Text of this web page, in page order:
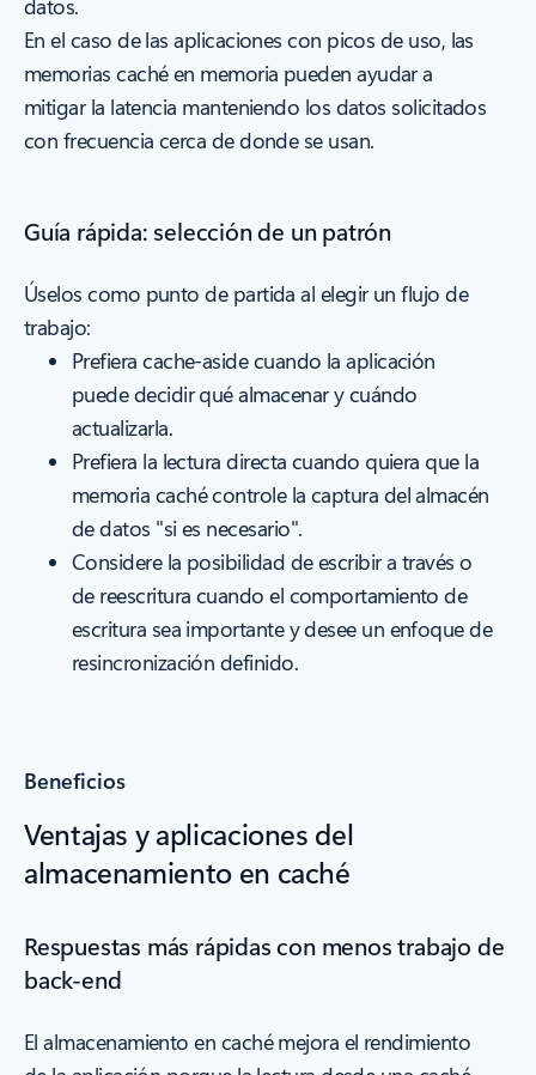
datos.
En el caso de las aplicaciones con picos de uso, las
memorias caché en memoria pueden ayudar a
mitigar la latencia manteniendo los datos solicitados
con frecuencia cerca de donde se usan.
Guía rápida: selección de un patrón
Úselos como punto de partida al elegir un flujo de
trabajo:
Prefiera cache-aside cuando la aplicación
puede decidir qué almacenar y cuándo
actualizarla.
Prefiera la lectura directa cuando quiera que la
memoria caché controle la captura del almacén
de datos "si es necesario".
Considere la posibilidad de escribir a través o
de reescritura cuando el comportamiento de
escritura sea importante y desee un enfoque de
resincronización definido.
Beneficios
Ventajas y aplicaciones del
almacenamiento en caché
Respuestas más rápidas con menos trabajo de
back-end
El almacenamiento en caché mejora el rendimiento